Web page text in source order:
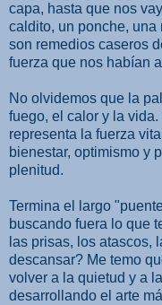
capa, hasta que nos
caldito, un ponche, una
son remedios caseros
fuerza que nos habían
No olvidemos que la
fuego, el calor y la
representa la fuerza
bienestar, optimismo y
plenitud.
Termina el largo
buscando fuera lo que
las prisas, los atascos,
descansar? Me temo
volver a la quietud y a
desarrollando el arte